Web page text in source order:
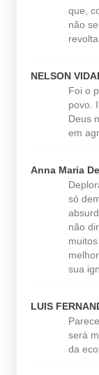
que,
não
NELSON
Foi o
povo.
Deus
em
Anna Maria
só
não
sua
LUIS
será
da